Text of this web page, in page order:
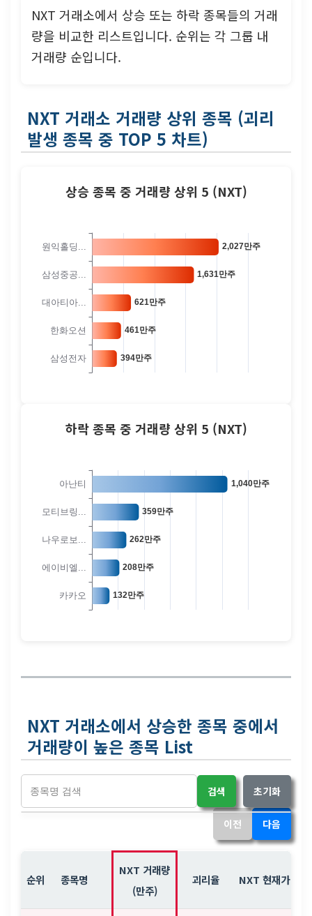
NXT 거래소에서 상승 또는 하락 종목들의 거래
량을 비교한 리스트입니다. 순위는 각 그룹 내
거래량 순입니다.
NXT 거래소 거래량 상위 종목 (괴리
발생 종목 중 TOP 5 차트)
상승 종목 중 거래량 상위 5 (NXT)
하락 종목 중 거래량 상위 5 (NXT)
NXT 거래소에서 상승한 종목 중에서
거래량이 높은 종목 List
검색 초기화
이전 다음
순위 종목명
NXT 거래량
(만주)
괴리율 NXT 현재가